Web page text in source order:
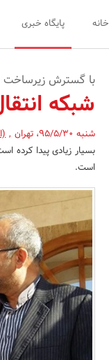
خانه پایگاه خبری
با گسترش زیرساخت
شبکه
شنبه 95/5/30 ،تهران ,
بسیار زیادی پیدا کرده
است.